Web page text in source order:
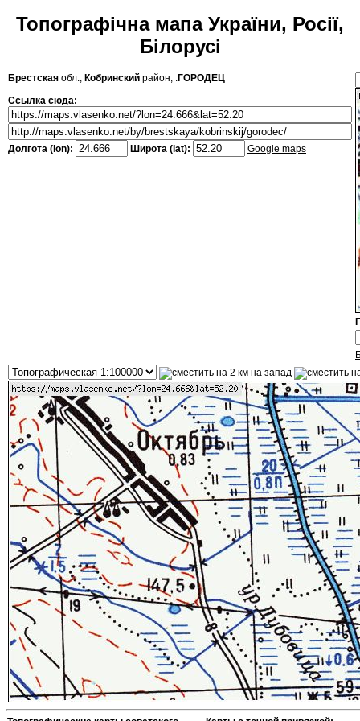
Топографічна мапа України, Росії,
Білорусі
Брестская обл., Кобринский район, .ГОРОДЕЦ
Ссылка сюда:
Долгота (lon): Широта (lat): Google maps